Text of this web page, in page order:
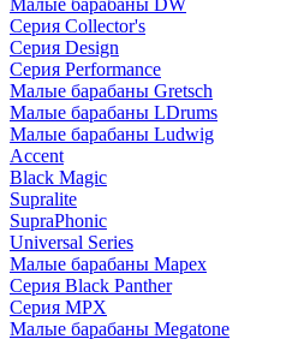
Малые барабаны DW
Серия Collector's
Серия Design
Серия Performance
Малые барабаны Gretsch
Малые барабаны LDrums
Малые барабаны Ludwig
Accent
Black Magic
Supralite
SupraPhonic
Universal Series
Малые барабаны Mapex
Серия Black Panther
Серия MPX
Малые барабаны Megatone